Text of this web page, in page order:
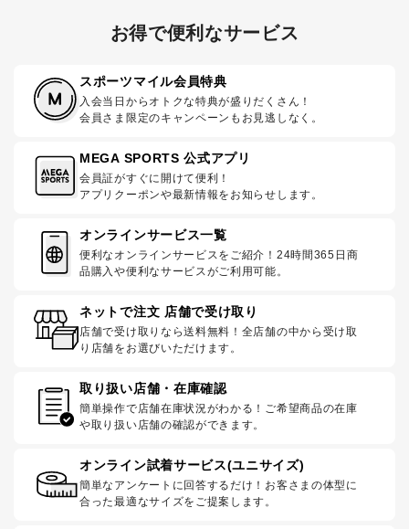
お得で便利なサービス
スポーツマイル会員特典
入会当日からオトクな特典が盛りだくさん！
会員さま限定のキャンペーンもお見逃しなく。
MEGA SPORTS 公式アプリ
会員証がすぐに開けて便利！
アプリクーポンや最新情報をお知らせします。
オンラインサービス一覧
便利なオンラインサービスをご紹介！24時間365日商
品購入や便利なサービスがご利用可能。
ネットで注文 店舗で受け取り
店舗で受け取りなら送料無料！全店舗の中から受け取
り店舗をお選びいただけます。
取り扱い店舗・在庫確認
簡単操作で店舗在庫状況がわかる！ご希望商品の在庫
や取り扱い店舗の確認ができます。
オンライン試着サービス(ユニサイズ)
簡単なアンケートに回答するだけ！お客さまの体型に
合った最適なサイズをご提案します。